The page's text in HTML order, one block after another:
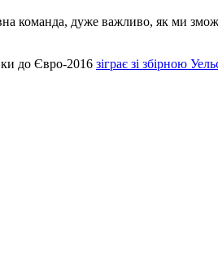
команда, дуже важливо, як ми
до Євро-2016 зіграє зі збірною